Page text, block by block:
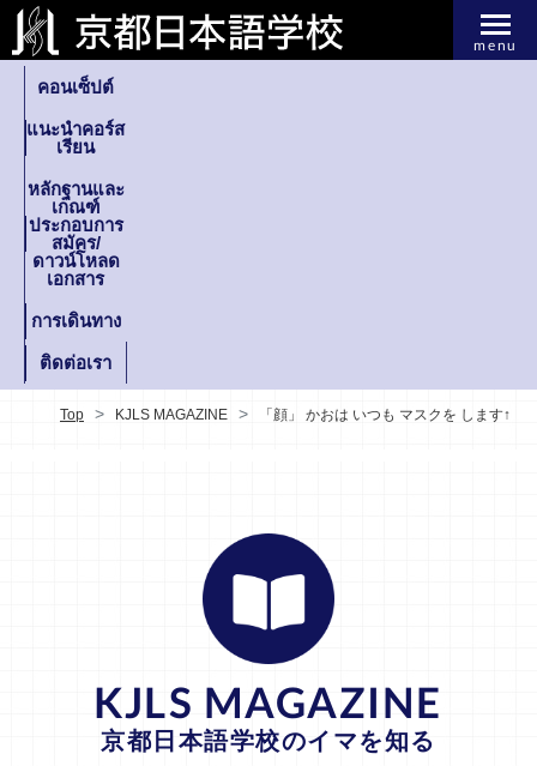
menu
คอนเซ็ปต์
แนะนำคอร์ส
เรียน
หลักฐานและ
เกณฑ์
ประกอบการ
สมัคร/
ดาวน์โหลด
เอกสาร
การเดินทาง
ติดต่อเรา
Top KJLS MAGAZINE 「顔」 かおは いつも マスクを します↑
KJLS MAGAZINE
京都日本語学校のイマを知る